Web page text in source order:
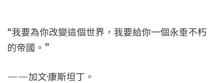
“我要為你改變這個世界，我要給你一個永垂不朽
的帝國。”
——加文·康斯坦丁。